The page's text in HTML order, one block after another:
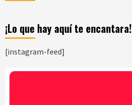
¡Lo que hay aquí te encantara!
[instagram-feed]